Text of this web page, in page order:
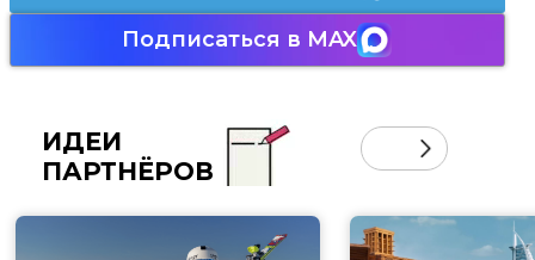
Подписаться в MAX
ИДЕИ
ПАРТНЁРОВ